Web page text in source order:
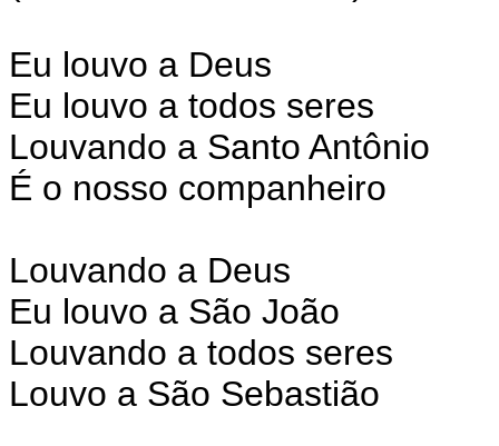
Eu louvo a Deus
Eu louvo a todos seres
Louvando a Santo Antônio
É o nosso companheiro
Louvando a Deus
Eu louvo a São João
Louvando a todos seres
Louvo a São Sebastião